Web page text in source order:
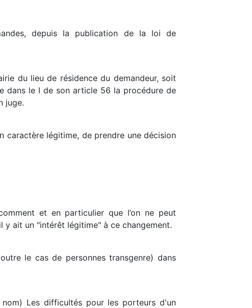
depuis la publication de la loi de
du lieu de résidence du demandeur, soit
dans le I de son article 56 la procédure de
juge.
caractère légitime, de prendre une décision
et en particulier que l’on ne peut
ait un "intérêt légitime" à ce changement.
le cas de personnes transgenre) dans
Les difficultés pour les porteurs d'un